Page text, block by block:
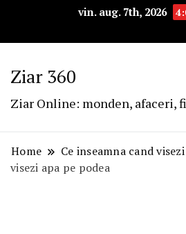
vin. aug. 7th, 2026
Ziar 360
Ziar Online: monden, afaceri,
Home Ce inseamna cand visezi
visezi apa pe podea